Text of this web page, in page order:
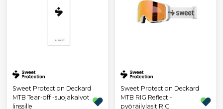
Sweet Protection Deckard
MTB Tear-off -suojakalvot
linssille
Sweet Protection Deckard
MTB RIG Reflect -
pyöräilylasit RIG